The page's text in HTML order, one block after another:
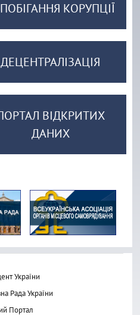
КОРУПЦІЇ
ДЕЦЕНТРАЛІЗАЦІЯ
ВІДКРИТИХ
ДАНИХ
України
Рада України
Портал